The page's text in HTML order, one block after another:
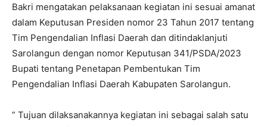
Bakri mengatakan pelaksanaan kegiatan ini sesuai amanat
dalam Keputusan Presiden nomor 23 Tahun 2017 tentang
Tim Pengendalian Inflasi Daerah dan ditindaklanjuti
Sarolangun dengan nomor Keputusan 341/PSDA/2023
Bupati tentang Penetapan Pembentukan Tim
Pengendalian Inflasi Daerah Kabupaten Sarolangun.
” Tujuan dilaksanakannya kegiatan ini sebagai salah satu